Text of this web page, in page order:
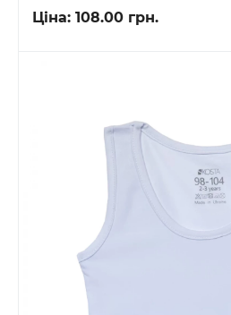
Ціна: 108.00 грн.